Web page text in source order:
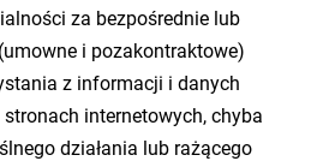
za bezpośrednie lub
i pozakontraktowe)
z informacji i danych
internetowych, chyba
działania lub rażącego